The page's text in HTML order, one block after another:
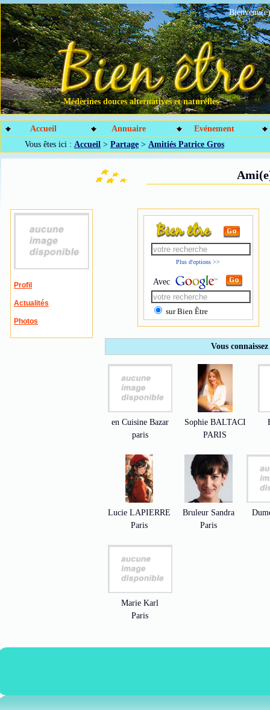
Médecines douces alternatives et naturelles
Accueil Annuaire
Evénement
Vous êtes ici : Accueil > Partage > Amitiés Patrice Gros
Profil
Actualités
Photos
Plus d'options >>
Avec
sur Bien Être
Vous
en Cuisine Bazar
paris
Sophie BALTACI
PARIS
Lucie LAPIERRE
Paris
Bruleur Sandra
Paris
Marie Karl
Paris